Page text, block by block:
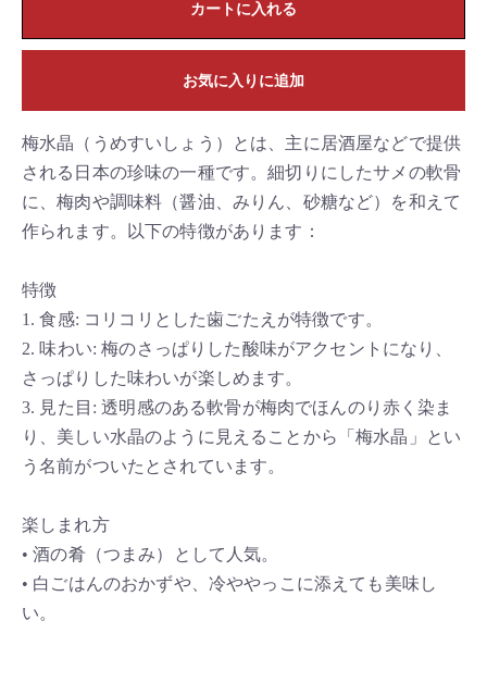
カートに入れる
お気に入りに追加
梅水晶（うめすいしょう）とは、主に居酒屋などで提供
される日本の珍味の一種です。細切りにしたサメの軟骨
に、梅肉や調味料（醤油、みりん、砂糖など）を和えて
作られます。以下の特徴があります：
特徴
1. 食感: コリコリとした歯ごたえが特徴です。
2. 味わい: 梅のさっぱりした酸味がアクセントになり、
さっぱりした味わいが楽しめます。
3. 見た目: 透明感のある軟骨が梅肉でほんのり赤く染ま
り、美しい水晶のように見えることから「梅水晶」とい
う名前がついたとされています。
楽しまれ方
• 酒の肴（つまみ）として人気。
• 白ごはんのおかずや、冷ややっこに添えても美味し
い。